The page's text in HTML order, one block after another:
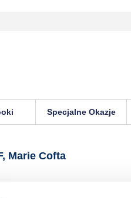
Specjalne Okazje
Marie Cofta